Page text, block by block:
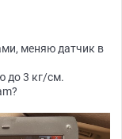
меняю датчик в
до 3 кг/см.